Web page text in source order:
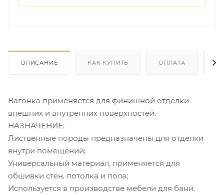
ОПИСАНИЕ КАК КУПИТЬ ОПЛАТА
Вагонка применяется для финишной отделки
внешних и внутренних поверхностей.
НАЗНАЧЕНИЕ:
Лиственные породы предназначены для отделки
внутри помещений;
Универсальный материал, применяется для
обшивки стен, потолка и пола;
Используется в производстве мебели для бани.